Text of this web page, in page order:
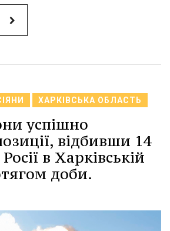
ХАРКІВСЬКА ОБЛАСТЬ
успішно
відбивши 14
в Харківській
доби.